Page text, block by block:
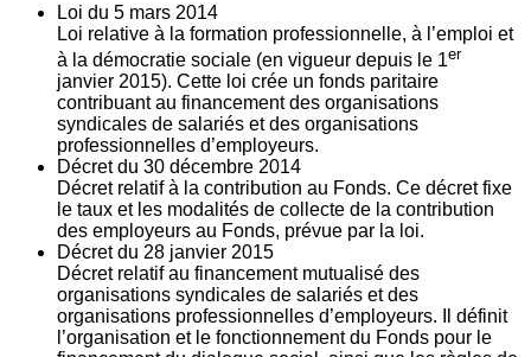
Loi du 5 mars 2014
Loi relative à la formation professionnelle, à l’emploi et
à la démocratie sociale (en vigueur depuis le 1er
janvier 2015). Cette loi crée un fonds paritaire
contribuant au financement des organisations
syndicales de salariés et des organisations
professionnelles d’employeurs.
Décret du 30 décembre 2014
Décret relatif à la contribution au Fonds. Ce décret fixe
le taux et les modalités de collecte de la contribution
des employeurs au Fonds, prévue par la loi.
Décret du 28 janvier 2015
Décret relatif au financement mutualisé des
organisations syndicales de salariés et des
organisations professionnelles d’employeurs. Il définit
l’organisation et le fonctionnement du Fonds pour le